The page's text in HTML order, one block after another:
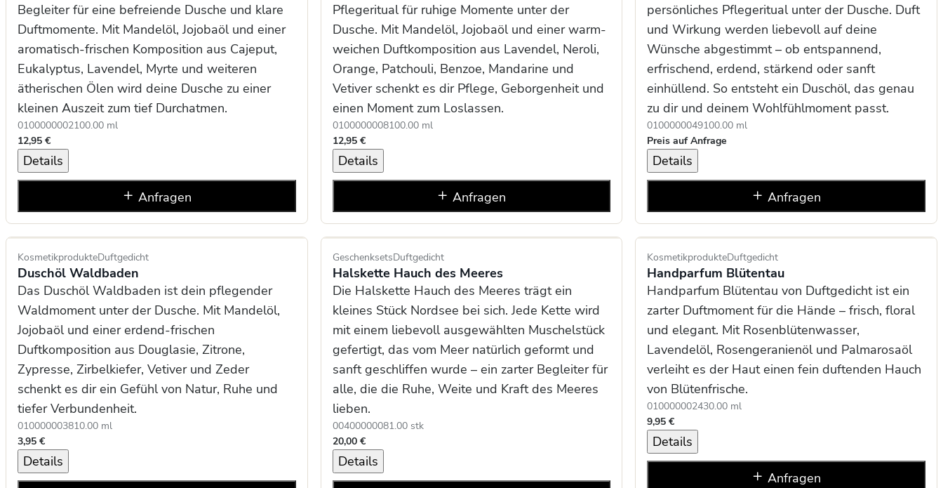
Begleiter für eine befreiende Dusche und klare
Duftmomente. Mit Mandelöl, Jojobaöl und einer
aromatisch-frischen Komposition aus Cajeput,
Eukalyptus, Lavendel, Myrte und weiteren
ätherischen Ölen wird deine Dusche zu einer
kleinen Auszeit zum tief Durchatmen.
0100000002100.00 ml
12,95 €
Details
Anfragen
Pflegeritual für ruhige Momente unter der
Dusche. Mit Mandelöl, Jojobaöl und einer warm-
weichen Duftkomposition aus Lavendel, Neroli,
Orange, Patchouli, Benzoe, Mandarine und
Vetiver schenkt es dir Pflege, Geborgenheit und
einen Moment zum Loslassen.
0100000008100.00 ml
12,95 €
Details
Anfragen
persönliches Pflegeritual unter der Dusche. Duft
und Wirkung werden liebevoll auf deine
Wünsche abgestimmt – ob entspannend,
erfrischend, erdend, stärkend oder sanft
einhüllend. So entsteht ein Duschöl, das genau
zu dir und deinem Wohlfühlmoment passt.
0100000049100.00 ml
Preis auf Anfrage
Details
Anfragen
KosmetikprodukteDuftgedicht
Duschöl Waldbaden
Das Duschöl Waldbaden ist dein pflegender
Waldmoment unter der Dusche. Mit Mandelöl,
Jojobaöl und einer erdend-frischen
Duftkomposition aus Douglasie, Zitrone,
Zypresse, Zirbelkiefer, Vetiver und Zeder
schenkt es dir ein Gefühl von Natur, Ruhe und
tiefer Verbundenheit.
010000003810.00 ml
3,95 €
Details
GeschenksetsDuftgedicht
Halskette Hauch des Meeres
Die Halskette Hauch des Meeres trägt ein
kleines Stück Nordsee bei sich. Jede Kette wird
mit einem liebevoll ausgewählten Muschelstück
gefertigt, das vom Meer natürlich geformt und
sanft geschliffen wurde – ein zarter Begleiter für
alle, die die Ruhe, Weite und Kraft des Meeres
lieben.
00400000081.00 stk
20,00 €
Details
KosmetikprodukteDuftgedicht
Handparfum Blütentau
Handparfum Blütentau von Duftgedicht ist ein
zarter Duftmoment für die Hände – frisch, floral
und elegant. Mit Rosenblütenwasser,
Lavendelöl, Rosengeranienöl und Palmarosaöl
verleiht es der Haut einen fein duftenden Hauch
von Blütenfrische.
010000002430.00 ml
9,95 €
Details
Anfragen